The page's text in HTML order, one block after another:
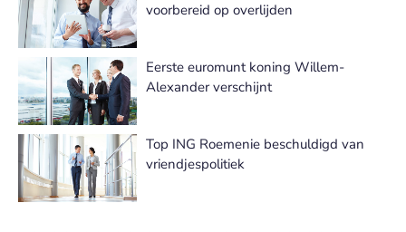
voorbereid op overlijden
Eerste euromunt koning Willem-
Alexander verschijnt
Top ING Roemenie beschuldigd van
vriendjespolitiek